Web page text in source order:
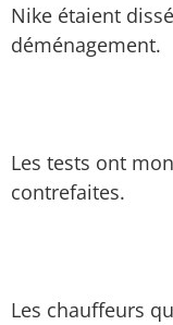
Nike étaient
déménagement.
Les tests ont
contrefaites.
Les chauffeurs